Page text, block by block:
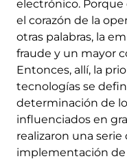
electrónico.
el corazón de la
otras palabras, la
fraude y un mayor
Entonces, allí, la
tecnologías se
determinación de
influenciados en
realizaron una
implementación